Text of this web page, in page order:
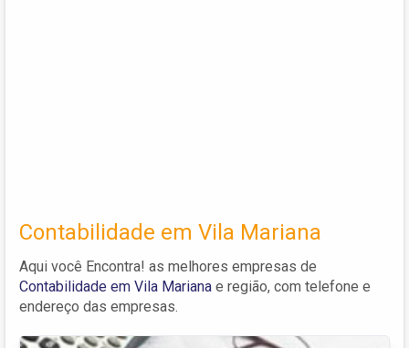
Contabilidade em Vila Mariana
Aqui você Encontra! as melhores empresas de
Contabilidade em Vila Mariana e região, com telefone e
endereço das empresas.